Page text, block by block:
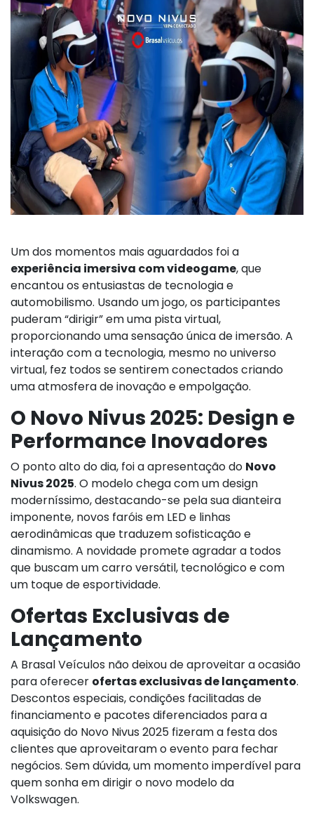
Um dos momentos mais aguardados foi a
experiência imersiva com videogame, que
encantou os entusiastas de tecnologia e
automobilismo. Usando um jogo, os participantes
puderam “dirigir” em uma pista virtual,
proporcionando uma sensação única de imersão. A
interação com a tecnologia, mesmo no universo
virtual, fez todos se sentirem conectados criando
uma atmosfera de inovação e empolgação.
O Novo Nivus 2025: Design e
Performance Inovadores
O ponto alto do dia, foi a apresentação do Novo
Nivus 2025. O modelo chega com um design
moderníssimo, destacando-se pela sua dianteira
imponente, novos faróis em LED e linhas
aerodinâmicas que traduzem sofisticação e
dinamismo. A novidade promete agradar a todos
que buscam um carro versátil, tecnológico e com
um toque de esportividade.
Ofertas Exclusivas de
Lançamento
A Brasal Veículos não deixou de aproveitar a ocasião
para oferecer ofertas exclusivas de lançamento.
Descontos especiais, condições facilitadas de
financiamento e pacotes diferenciados para a
aquisição do Novo Nivus 2025 fizeram a festa dos
clientes que aproveitaram o evento para fechar
negócios. Sem dúvida, um momento imperdível para
quem sonha em dirigir o novo modelo da
Volkswagen.